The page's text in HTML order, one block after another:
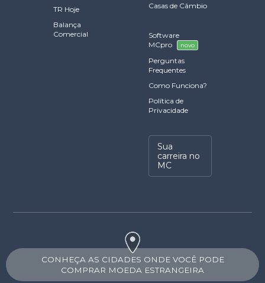
TR Hoje
Balança
Comercial
Casas de Câmbio
Software
MCpro
novo
Perguntas
Frequentes
Como Funciona?
Política de
Privacidade
Sua
carreira no
MC
CONHEÇA AS CIDADES ONDE VOCÊ PODE
COMPRAR MOEDA ESTRANGEIRA